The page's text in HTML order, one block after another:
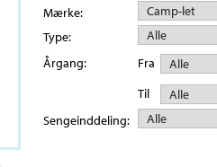
Mærke:
Type:
Årgang:
Fra
Til
Sengeinddeling: